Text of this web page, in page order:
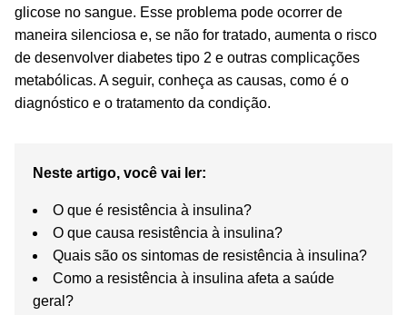
glicose no sangue. Esse problema pode ocorrer de
maneira silenciosa e, se não for tratado, aumenta o risco
de desenvolver diabetes tipo 2 e outras complicações
metabólicas. A seguir, conheça as causas, como é o
diagnóstico e o tratamento da condição.
Neste artigo, você vai ler:
O que é resistência à insulina?
O que causa resistência à insulina?
Quais são os sintomas de resistência à insulina?
Como a resistência à insulina afeta a saúde
geral?